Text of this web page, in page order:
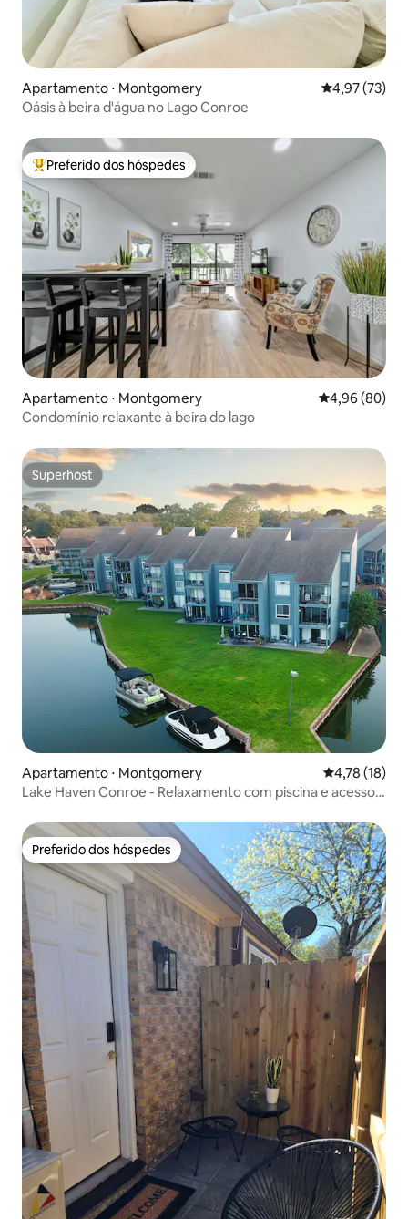
Apartamento ⋅ Montgomery 4,97 de uma
4,97 (73)
Oásis à beira d'água no Lago Conroe
Entre os melhores preferidos dos hóspedes
Preferido dos hóspedes
Apartamento ⋅ Montgomery 4,96 de uma
4,96 (80)
Condomínio relaxante à beira do lago
Superhost
Superhost
Apartamento ⋅ Montgomery 4,78 de uma
4,78 (18)
Lake Haven Conroe - Relaxamento com piscina e acesso
Preferido dos hóspedes
Preferido dos hóspedes